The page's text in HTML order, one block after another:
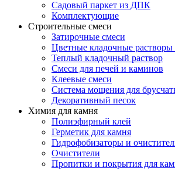
Садовый паркет из ДПК
Комплектующие
Строительные смеси
Затирочные смеси
Цветные кладочные растворы
Теплый кладочный раствор
Смеси для печей и каминов
Клеевые смеси
Система мощения для
Декоративный песок
Химия для камня
Полиэфирный клей
Герметик для камня
Гидрофобизаторы и
Очистители
Пропитки и покрытия для